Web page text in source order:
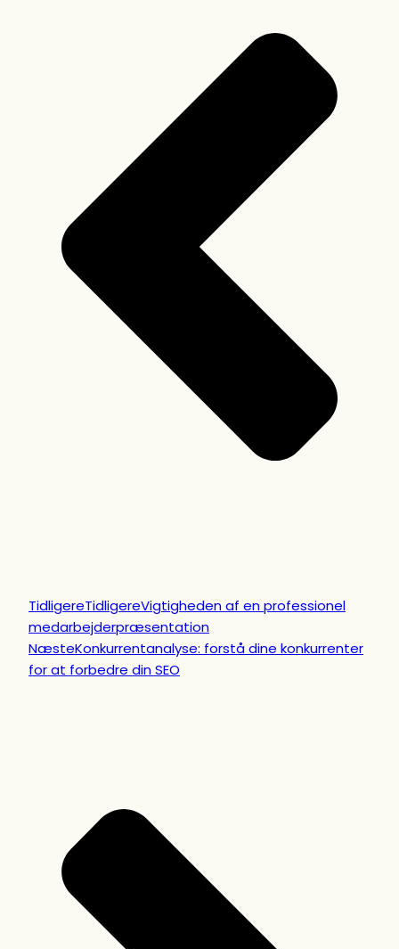
TidligereTidligereVigtigheden af en professionel
medarbejderpræsentation
NæsteKonkurrentanalyse: forstå dine konkurrenter
for at forbedre din SEO